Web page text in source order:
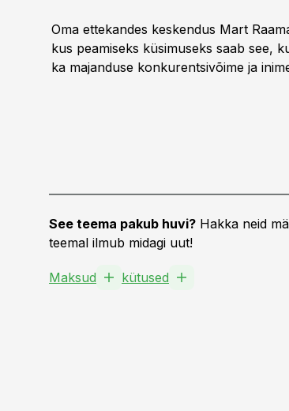
Oma ettekandes keskendus Mart
kus peamiseks küsimuseks saab see,
ka majanduse konkurentsivõime ja
See teema pakub huvi? Hakka neid
teemal ilmub midagi uut!
Maksud kütused